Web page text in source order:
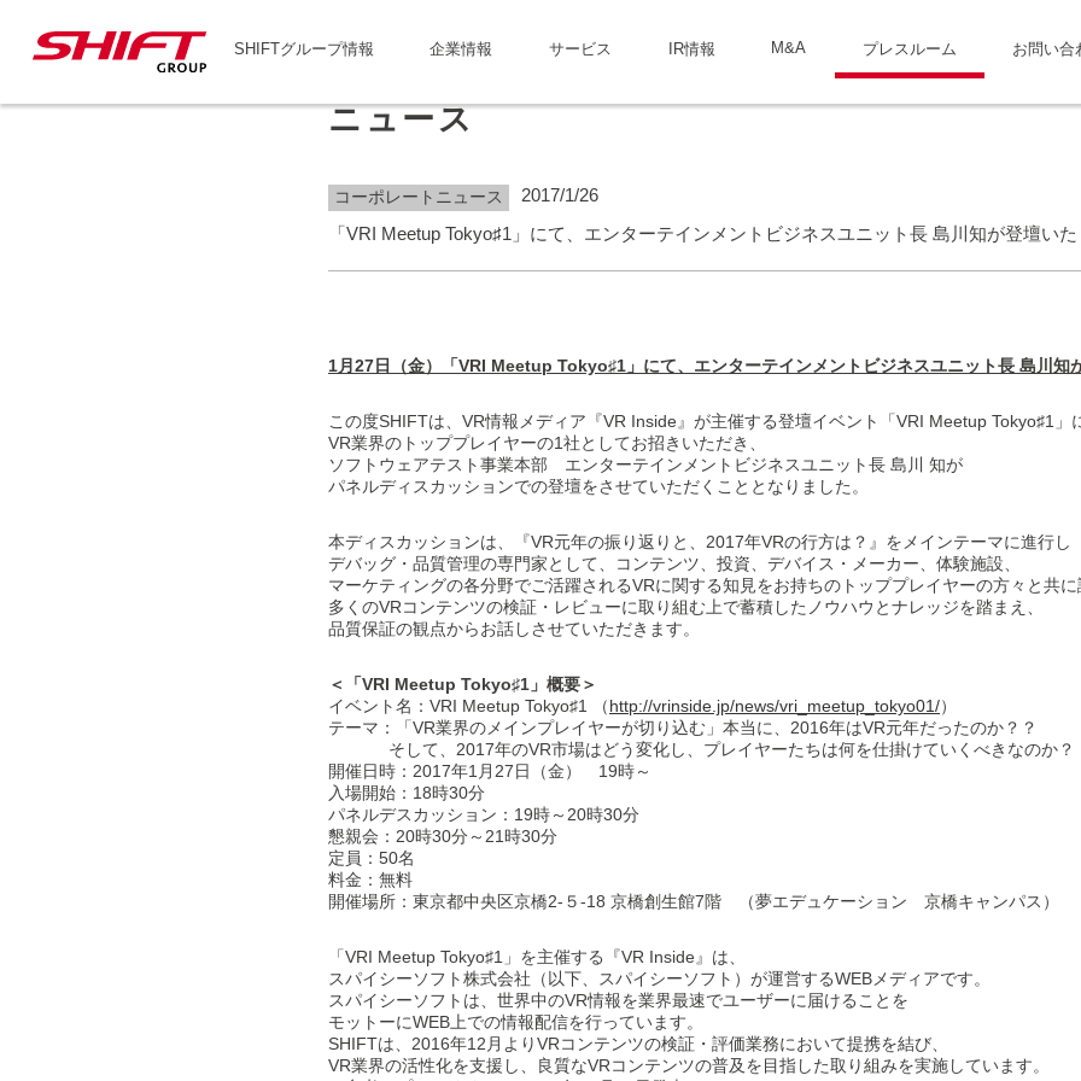
SHIFTグループ情報 企業情報 サービス IR情報 M&A プレスルーム お問い合
ニュース
コーポレートニュース
2017/1/26
「VRI Meetup Tokyo♯1」にて、エンターテインメントビジネスユニット長 島川知が登壇い
1月27日（金）「VRI Meetup Tokyo♯1」にて、エンターテインメントビジネスユニット長 島川知
この度SHIFTは、VR情報メディア『VR Inside』が主催する登壇イベント「VRI Meetup Tokyo♯1」
VR業界のトッププレイヤーの1社としてお招きいただき、
ソフトウェアテスト事業本部 エンターテインメントビジネスユニット長 島川 知が
パネルディスカッションでの登壇をさせていただくこととなりました。
本ディスカッションは、『VR元年の振り返りと、2017年VRの行方は？』をメインテーマに進行し
デバッグ・品質管理の専門家として、コンテンツ、投資、デバイス・メーカー、体験施設、
マーケティングの各分野でご活躍されるVRに関する知見をお持ちのトッププレイヤーの方々と共に
多くのVRコンテンツの検証・レビューに取り組む上で蓄積したノウハウとナレッジを踏まえ、
品質保証の観点からお話しさせていただきます。
＜「VRI Meetup Tokyo♯1」概要＞
イベント名：VRI Meetup Tokyo♯1 （http://vrinside.jp/news/vri_meetup_tokyo01/）
テーマ：「VR業界のメインプレイヤーが切り込む」本当に、2016年はVR元年だったのか？？
そして、2017年のVR市場はどう変化し、プレイヤーたちは何を仕掛けていくべきなのか？
開催日時：2017年1月27日（金） 19時～
入場開始：18時30分
パネルデスカッション：19時～20時30分
懇親会：20時30分～21時30分
定員：50名
料金：無料
開催場所：東京都中央区京橋2-５-18 京橋創生館7階 （夢エデュケーション 京橋キャンパス）
「VRI Meetup Tokyo♯1」を主催する『VR Inside』は、
スパイシーソフト株式会社（以下、スパイシーソフト）が運営するWEBメディアです。
スパイシーソフトは、世界中のVR情報を業界最速でユーザーに届けることを
モットーにWEB上での情報配信を行っています。
SHIFTは、2016年12月よりVRコンテンツの検証・評価業務において提携を結び、
VR業界の活性化を支援し、良質なVRコンテンツの普及を目指した取り組みを実施しています。